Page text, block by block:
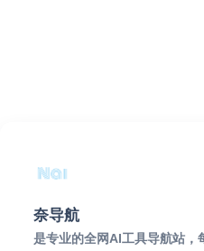
奈导航
是专业的全网AI工具导航站，